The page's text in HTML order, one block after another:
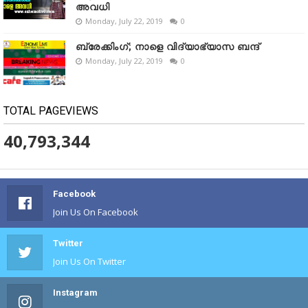
അവധി
Monday, July 22, 2019 0
ബ്രേക്കിംഗ്; നാളെ വിദ്യാഭ്യാസ ബന്ദ്
Monday, July 22, 2019 0
TOTAL PAGEVIEWS
40,793,344
Facebook
Join Us On Facebook
Twitter
Join Us On Twitter
Instagram